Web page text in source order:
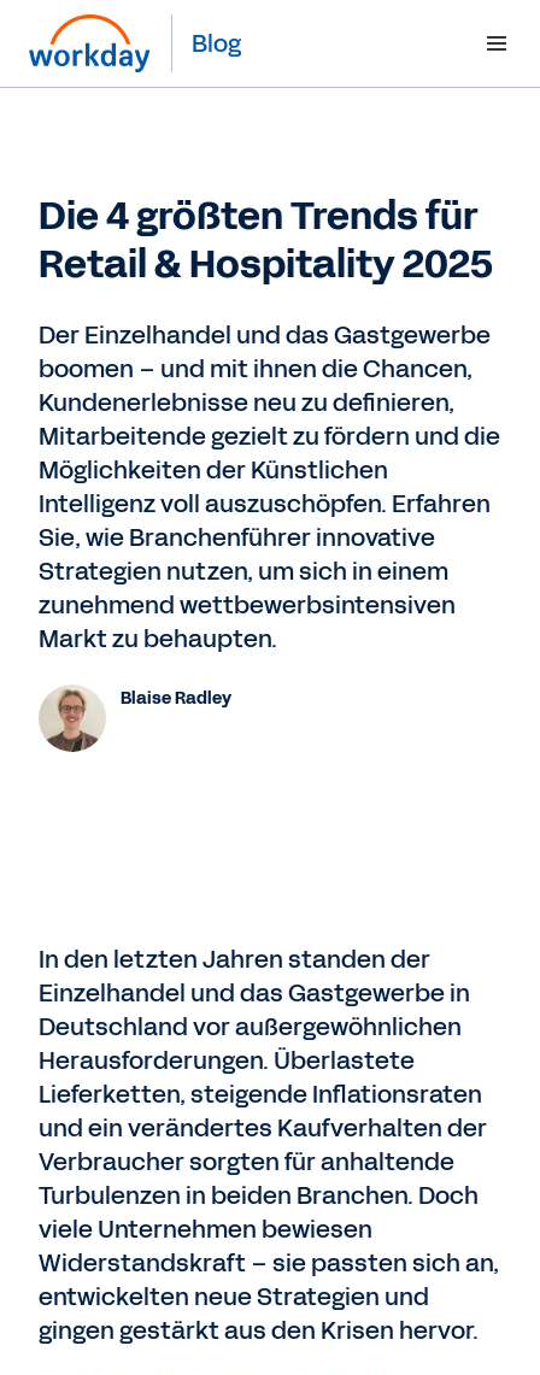
Blog
Die 4 größten Trends für
Retail & Hospitality 2025
Der Einzelhandel und das Gastgewerbe
boomen – und mit ihnen die Chancen,
Kundenerlebnisse neu zu definieren,
Mitarbeitende gezielt zu fördern und die
Möglichkeiten der Künstlichen
Intelligenz voll auszuschöpfen. Erfahren
Sie, wie Branchenführer innovative
Strategien nutzen, um sich in einem
zunehmend wettbewerbsintensiven
Markt zu behaupten.
Blaise Radley
In den letzten Jahren standen der
Einzelhandel und das Gastgewerbe in
Deutschland vor außergewöhnlichen
Herausforderungen. Überlastete
Lieferketten, steigende Inflationsraten
und ein verändertes Kaufverhalten der
Verbraucher sorgten für anhaltende
Turbulenzen in beiden Branchen. Doch
viele Unternehmen bewiesen
Widerstandskraft – sie passten sich an,
entwickelten neue Strategien und
gingen gestärkt aus den Krisen hervor.